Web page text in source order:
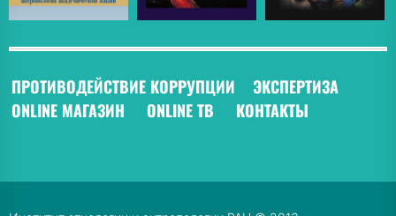
ПРОТИВОДЕЙСТВИЕ КОРРУПЦИИ ЭКСПЕРТИЗА
ONLINE МАГАЗИН
ONLINE ТВ КОНТАКТЫ